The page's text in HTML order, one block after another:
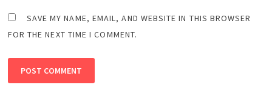
SAVE MY NAME, EMAIL, AND WEBSITE IN THIS BROWSER
FOR THE NEXT TIME I COMMENT.